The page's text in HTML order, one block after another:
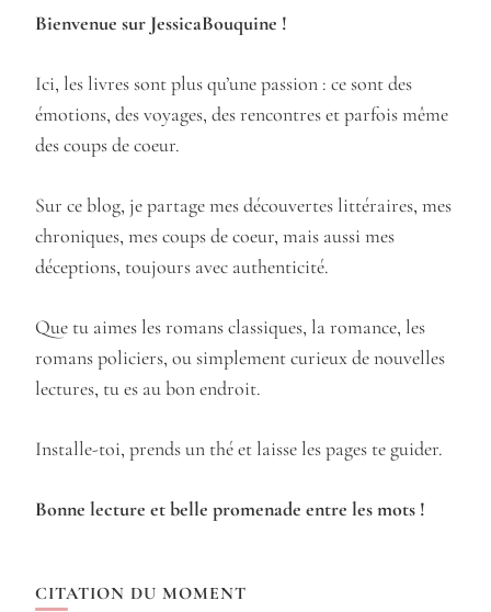
Bienvenue sur JessicaBouquine !
Ici, les livres sont plus qu’une passion : ce sont des
émotions, des voyages, des rencontres et parfois même
des coups de coeur.
Sur ce blog, je partage mes découvertes littéraires, mes
chroniques, mes coups de coeur, mais aussi mes
déceptions, toujours avec authenticité.
Que tu aimes les romans classiques, la romance, les
romans policiers, ou simplement curieux de nouvelles
lectures, tu es au bon endroit.
Installe-toi, prends un thé et laisse les pages te guider.
Bonne lecture et belle promenade entre les mots !
CITATION DU MOMENT